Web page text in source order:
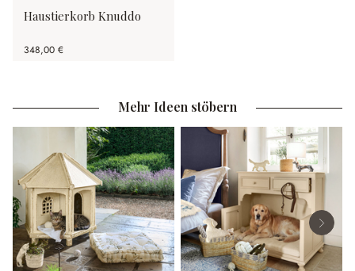
Haustierkorb Knuddo
348,00 €
Mehr Ideen stöbern